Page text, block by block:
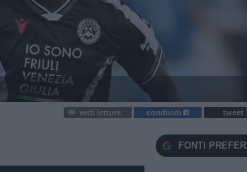
vedi letture condividi tweet
FONTI